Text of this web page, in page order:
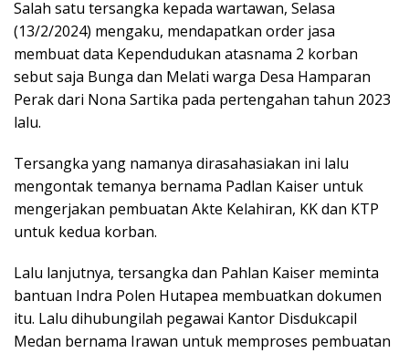
Salah satu tersangka kepada wartawan, Selasa
(13/2/2024) mengaku, mendapatkan order jasa
membuat data Kependudukan atasnama 2 korban
sebut saja Bunga dan Melati warga Desa Hamparan
Perak dari Nona Sartika pada pertengahan tahun 2023
lalu.
Tersangka yang namanya dirasahasiakan ini lalu
mengontak temanya bernama Padlan Kaiser untuk
mengerjakan pembuatan Akte Kelahiran, KK dan KTP
untuk kedua korban.
Lalu lanjutnya, tersangka dan Pahlan Kaiser meminta
bantuan Indra Polen Hutapea membuatkan dokumen
itu. Lalu dihubungilah pegawai Kantor Disdukcapil
Medan bernama Irawan untuk memproses pembuatan